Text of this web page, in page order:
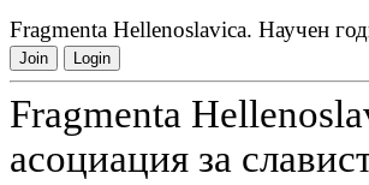
Fragmenta Hellenoslavica. Научен
Join Login
Fragmenta
асоциация за